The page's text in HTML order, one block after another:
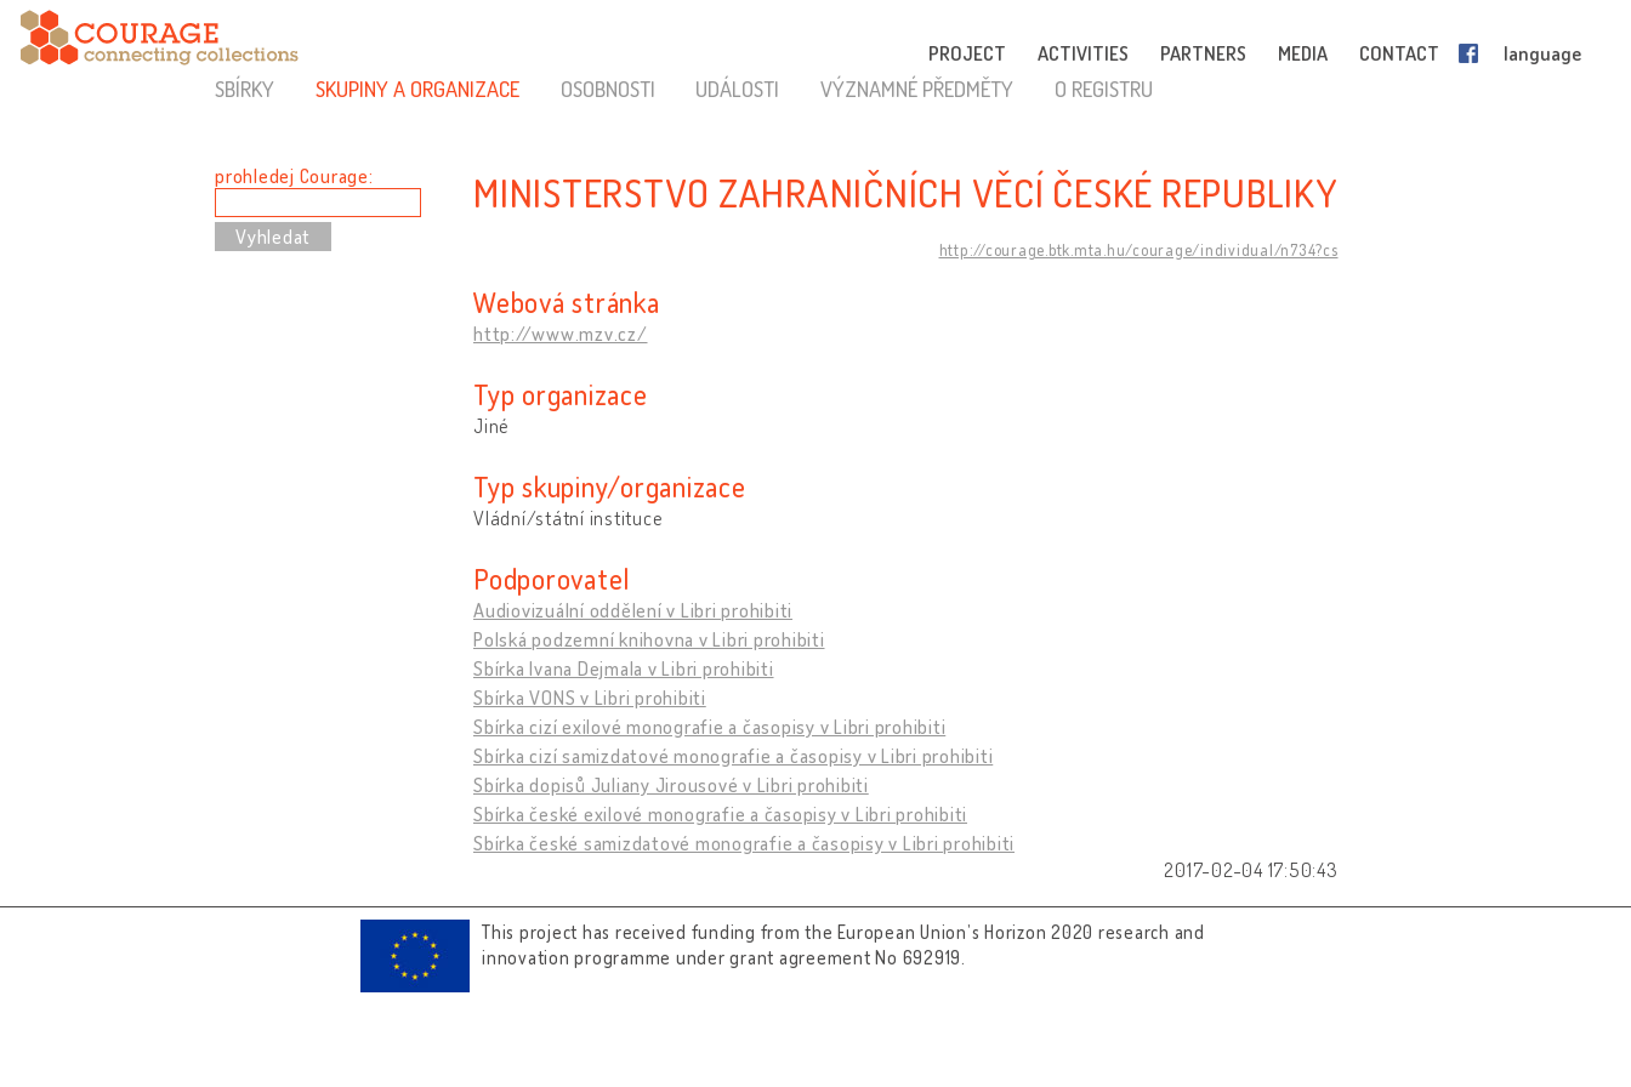
PROJECT ACTIVITIES PARTNERS MEDIA CONTACT language
SBÍRKY SKUPINY A ORGANIZACE OSOBNOSTI UDÁLOSTI VÝZNAMNÉ PŘEDMĚTY O REGISTRU
prohledej Courage: MINISTERSTVO ZAHRANIČNÍCH VĚCÍ ČESKÉ REPUBLIKY
http://courage.btk.mta.hu/courage/individual/n734?cs
Webová stránka
http://www.mzv.cz/
Typ organizace
Jiné
Typ skupiny/organizace
Vládní/státní instituce
Podporovatel
Audiovizuální oddělení v Libri prohibiti
Polská podzemní knihovna v Libri prohibiti
Sbírka Ivana Dejmala v Libri prohibiti
Sbírka VONS v Libri prohibiti
Sbírka cizí exilové monografie a časopisy v Libri prohibiti
Sbírka cizí samizdatové monografie a časopisy v Libri prohibiti
Sbírka dopisů Juliany Jirousové v Libri prohibiti
Sbírka české exilové monografie a časopisy v Libri prohibiti
Sbírka české samizdatové monografie a časopisy v Libri prohibiti
2017-02-04 17:50:43
This project has received funding from the European Union’s Horizon 2020 research and
innovation programme under grant agreement No 692919.